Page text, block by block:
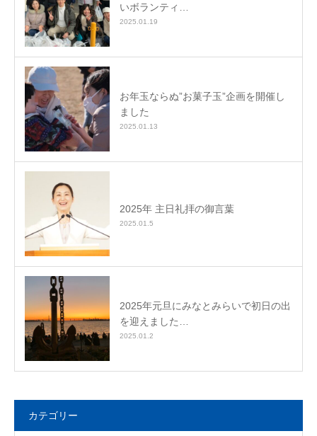
いボランティ…
2025.01.19
お年玉ならぬ”お菓子玉”企画を開催し
ました
2025.01.13
2025年 主日礼拝の御言葉
2025.01.5
2025年元旦にみなとみらいで初日の出
を迎えました…
2025.01.2
カテゴリー